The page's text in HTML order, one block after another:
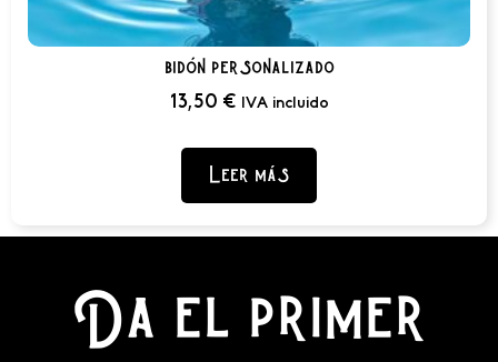
bidón personalizado
13,50 € IVA incluido
Leer más
Da el primer